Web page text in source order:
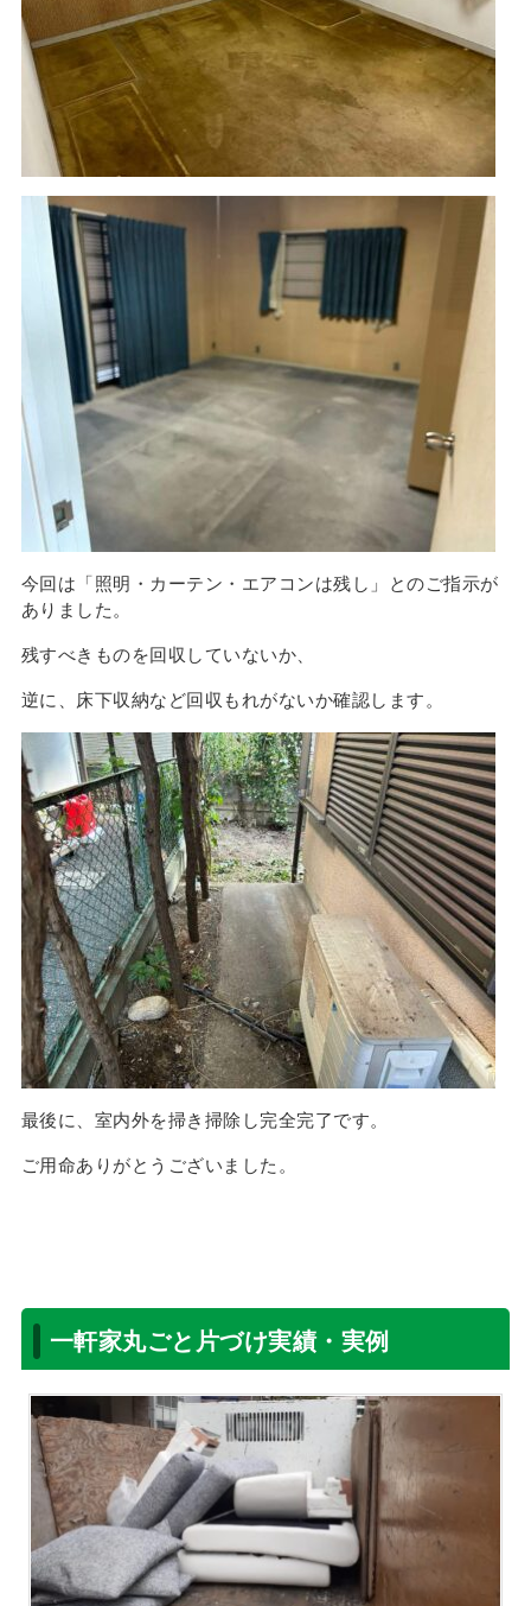
今回は「照明・カーテン・エアコンは残し」とのご指示が
ありました。
残すべきものを回収していないか、
逆に、床下収納など回収もれがないか確認します。
最後に、室内外を掃き掃除し完全完了です。
ご用命ありがとうございました。
一軒家丸ごと片づけ実績・実例